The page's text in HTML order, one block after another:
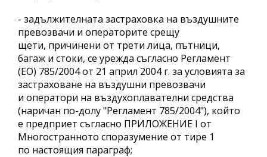
- задължителната застраховка на въздушните
превозвачи и операторите срещу
щети, причинени от трети лица, пътници,
багаж и стоки, се урежда съгласно Регламент
(ЕО) 785/2004 от 21 април 2004 г. за условията за
застраховане на въздушни превозвачи
и оператори на въздухоплавателни средства
(наричан по-долу "Регламент 785/2004"), който
е предприет съгласно ПРИЛОЖЕНИЕ I от
Многостранното споразумение от тире 1
по настоящия параграф;